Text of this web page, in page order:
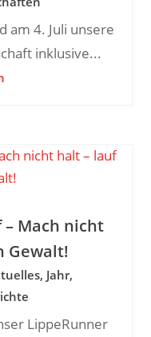
am 4. Juli unsere
inklusive...
– Mach nicht
Gewalt!
, Jahr,
LippeRunner